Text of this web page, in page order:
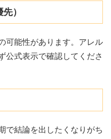
）
可能性があります。アレル
公式表示で確認してくださ
で結論を出したくなりがち